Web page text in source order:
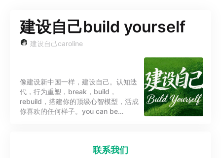
建设自己build yourself
建设自己caroline
像建设新中国一样，建设自己。认知迭
代，行为重塑，break，build，
rebuild，搭建你的顶级心智模型，活成
你喜欢的任何样子。you can be
联系我们